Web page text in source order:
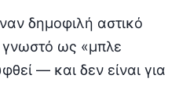
δημοφιλή αστικό
γνωστό ως «μπλε
— και δεν είναι για